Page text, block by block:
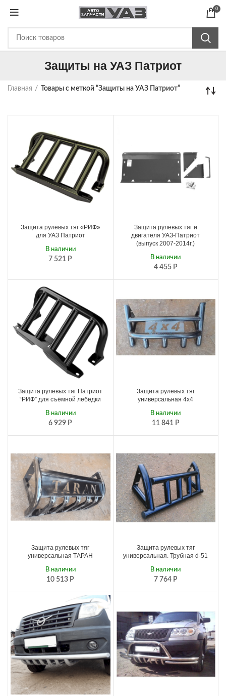
0
Защиты на УАЗ Патриот
Главная Товары с меткой “Защиты на УАЗ Патриот”
Защита рулевых тяг «РИФ»
для УАЗ Патриот
7 521 Р
В наличии
Защита рулевых тяг и
двигателя УАЗ-Патриот
(выпуск 2007-2014г.)
4 455 Р
В наличии
Защита рулевых тяг Патриот
“РИФ” для съёмной лебёдки
6 929 Р
В наличии
Защита рулевых тяг
универсальная 4х4
11 841 Р
В наличии
Защита рулевых тяг
универсальная ТАРАН
10 513 Р
В наличии
Защита рулевых тяг
универсальная. Трубная d-51
7 764 Р
В наличии